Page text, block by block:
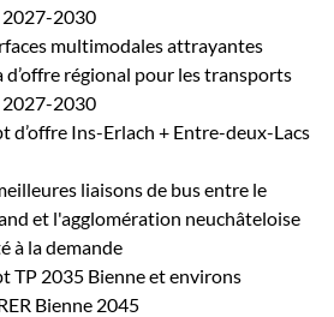
2027-2030
multimodales attrayantes
d’offre régional pour les transports
2027-2030
d’offre Ins-Erlach + Entre-deux-Lacs
liaisons de bus entre le
et l'agglomération neuchâteloise
à la demande
TP 2035 Bienne et environs
Bienne 2045